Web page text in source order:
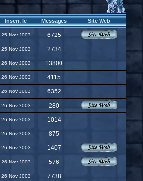
Inscrit le Messages Site Web
25 Nov 2003 6725
25 Nov 2003 2734
26 Nov 2003 13800
26 Nov 2003 4115
26 Nov 2003 6352
26 Nov 2003 280
26 Nov 2003 1014
26 Nov 2003 875
26 Nov 2003 1407
26 Nov 2003 576
26 Nov 2003 7738